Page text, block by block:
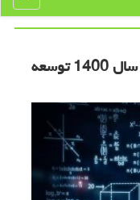
زیست بوم فناوری های دیجیتال در سال 1400 توسعه